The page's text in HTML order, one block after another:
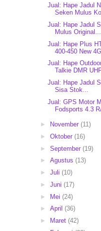
Jual: Hape Jadul
Seken Mulus
Jual: Hape Jadul
Mulus Original...
Jual: Hape Plus
400-450 New
Jual: Hape
Talkie DMR
Jual: Hape Jadul
Sisa Stok...
Jual: GPS Motor
Fodsports 4.3
► November (11)
► Oktober (16)
► September (19)
► Agustus (13)
► Juli (10)
► Juni (17)
► Mei (24)
► April (36)
►
Maret (42)